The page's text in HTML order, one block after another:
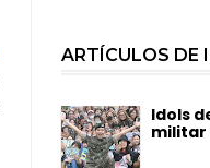
ARTÍCULOS DE
Idols
militar